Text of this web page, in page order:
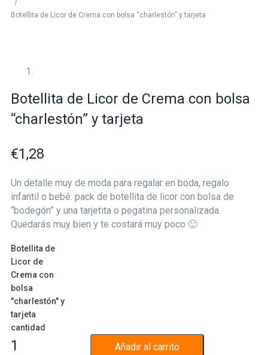
/
Botellita de Licor de Crema con bolsa “charlestón” y tarjeta
Botellita de Licor de Crema con bolsa
“charlestón” y tarjeta
€1,28
Un detalle muy de moda para regalar en boda, regalo
infantil o bebé: pack de botellita de licor con bolsa de
“bodegón” y una tarjetita o pegatina personalizada.
Quedarás muy bien y te costará muy poco 🙂
Botellita de
Licor de
Crema con
bolsa
"charlestón" y
tarjeta
cantidad
Añadir al carrito